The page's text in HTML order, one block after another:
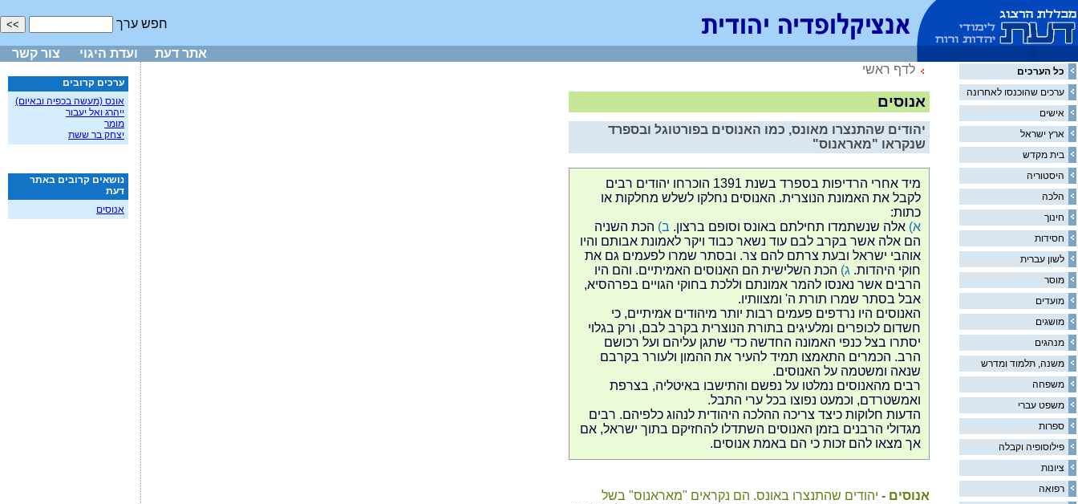
חפש ערך
אתר דעת ועדת היגוי צור קשר
כל הערכים
ערכים שהוכנסו לאחרונה
אישים
ארץ ישראל
בית מקדש
היסטוריה
הלכה
חינוך
חסידות
לשון עברית
מוסר
מועדים
מושגים
מנהגים
משנה, תלמוד ומדרש
משפחה
משפט עברי
ספרות
פילוסופיה וקבלה
ציונות
רפואה
לדף ראשי
אנוסים
יהודים שהתנצרו מאונס, כמו האנוסים בפורטוגל ובספרד
שנקראו "מאראנוס"
מיד אחרי הרדיפות בספרד בשנת 1391 הוכרחו יהודים רבים
לקבל את האמונת הנוצרית. האנוסים נחלקו לשלש מחלקות או
כתות:
א) אלה שנשתמדו תחילתם באונס וסופם ברצון. ב) הכת השניה
הם אלה אשר בקרב לבם עוד נשאר כבוד ויקר לאמונת אבותם והיו
אוהבי ישראל ובעת צרתם להם צר. ובסתר שמרו לפעמים גם את
חוקי היהדות. ג) הכת השלישית הם האנוסים האמיתיים. והם היו
הרבים אשר נאנסו להמר אמונתם וללכת בחוקי הגויים בפרהסיא,
אבל בסתר שמרו תורת ה' ומצוותיו.
האנוסים היו נרדפים פעמים רבות יותר מיהודים אמיתיים, כי
חשדום לכופרים ומלעיגים בתורת הנוצרית בקרב לבם, ורק בגלוי
יסתרו בצל כנפי האמונה החדשה כדי שתגן עליהם ועל רכושם
הרב. הכמרים התאמצו תמיד להעיר את ההמון ולעורר בקרבם
שנאה ומשטמה על האנוסים.
רבים מהאנוסים נמלטו על נפשם והתישבו באיטליה, בצרפת
ואמשטרדם, וכמעט נפוצו בכל ערי התבל.
הדעות חלוקות כיצד צריכה ההלכה היהודית לנהוג כלפיהם. רבים
מגדולי הרבנים בזמן האנוסים השתדלו להחזיקם בתוך ישראל, אם
אך מצאו להם זכות כי הם באמת אנוסים.
אנוסים - יהודים שהתנצרו באונס. הם נקראים "מאראנוס" בשל
ערכים קרובים
אונס (מעשה בכפיה ובאיום)
ייהרג ואל יעבור
מומר
יצחק בר ששת
נושאים קרובים באתר
דעת
אנוסים